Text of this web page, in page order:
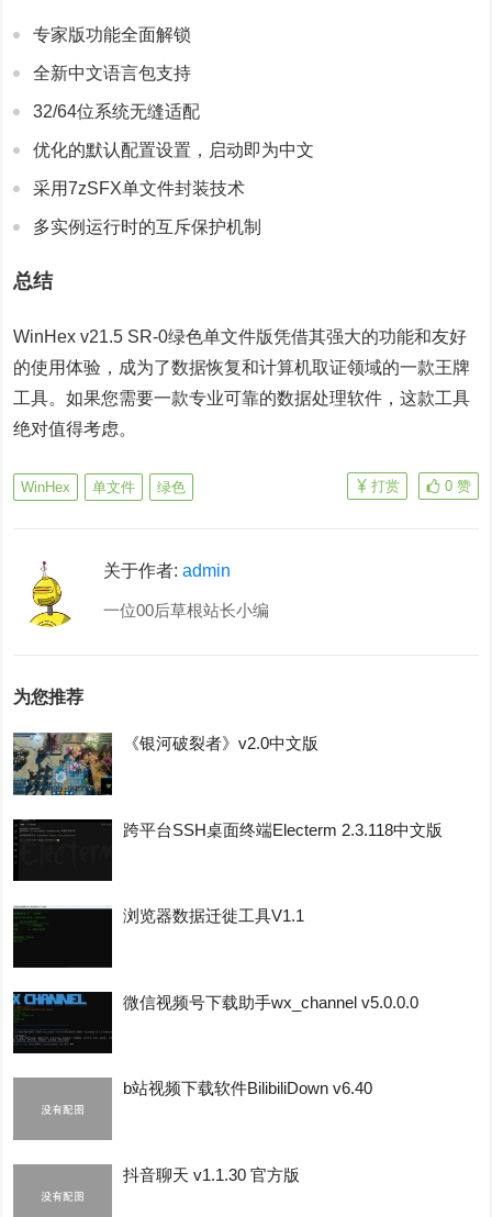
专家版功能全面解锁
全新中文语言包支持
32/64位系统无缝适配
优化的默认配置设置，启动即为中文
采用7zSFX单文件封装技术
多实例运行时的互斥保护机制
总结
WinHex v21.5 SR-0绿色单文件版凭借其强大的功能和友好
的使用体验，成为了数据恢复和计算机取证领域的一款王牌
工具。如果您需要一款专业可靠的数据处理软件，这款工具
绝对值得考虑。
WinHex 单文件 绿色 0 赞
打赏
关于作者:admin
一位00后草根站长小编
为您推荐
《银河破裂者》v2.0中文版
跨平台SSH桌面终端Electerm 2.3.118中文版
浏览器数据迁徙工具V1.1
微信视频号下载助手wx_channel v5.0.0.0
b站视频下载软件BilibiliDown v6.40
抖音聊天 v1.1.30 官方版